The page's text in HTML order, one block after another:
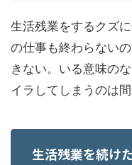
生活残業をするクズ
の仕事も終わらない
きない。いる意味の
イラしてしまうのは
生活残業を続け